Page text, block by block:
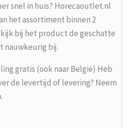
snel in huis? Horecaoutlet.nl
het assortiment binnen 2
bij het product de geschatte
nauwkeurig bij.
gratis (ook naar België) Heb
de levertijd of levering? Neem